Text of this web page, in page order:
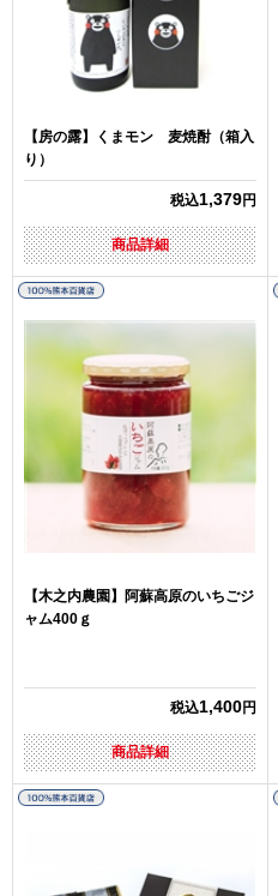
【房の露】くまモン 麦焼酎（箱入
り）
税込1,379円
商品詳細
【木之内農園】阿蘇高原のいちごジ
ャム400ｇ
税込1,400円
商品詳細